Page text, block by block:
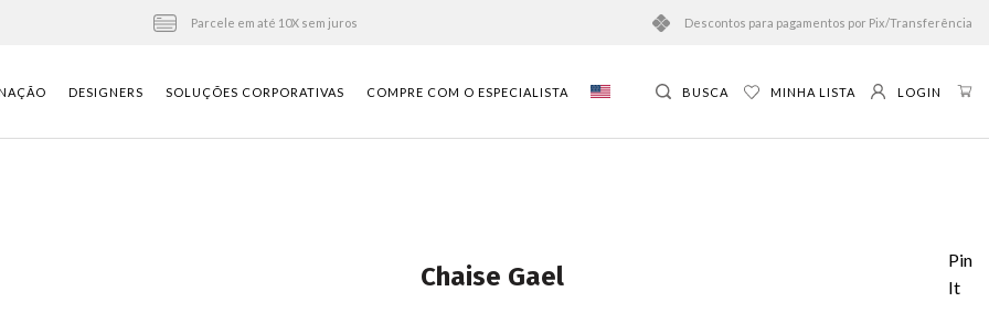
Parcele em até 10X sem juros Descontos para pagamentos por Pix/Transferência
DESIGNERS SOLUÇÕES CORPORATIVAS COMPRE COM O ESPECIALISTA BUSCA MINHA LISTA LOGIN
Chaise Gael
Pin
It